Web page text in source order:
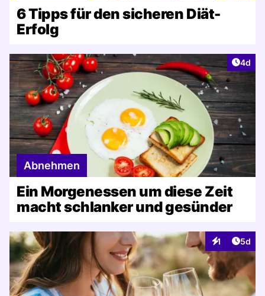
6 Tipps für den sicheren Diät-
Erfolg
4d
Abnehmen
Ein Morgenessen um diese Zeit
macht schlanker und gesünder
1
Interaktionen
5d